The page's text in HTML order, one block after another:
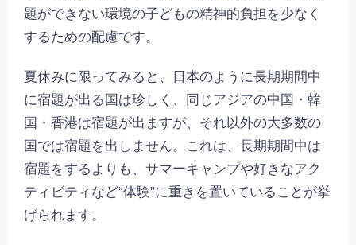
題ができない環境の子どもの精神的負担を少なく
するための配慮です。
夏休みに限ってみると、日本のように長期期間中
に宿題が出る国は珍しく、同じアジアの中国・韓
国・香港は宿題が出ますが、それ以外の大多数の
国では宿題を出しません。これは、長期期間中は
宿題をするよりも、サマーキャンプや好きなアク
ティビティなど“体験”に重きを置いていることが挙
げられます。